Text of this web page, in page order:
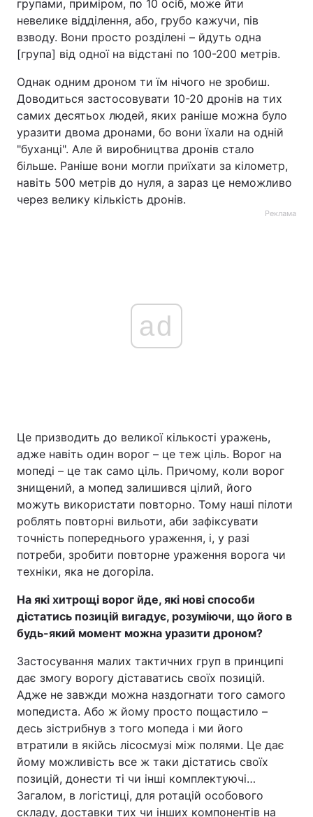
групами, приміром, по 10 осіб, може йти
невелике відділення, або, грубо кажучи, пів
взводу. Вони просто розділені – йдуть одна
[група] від одної на відстані по 100-200 метрів.
Однак одним дроном ти їм нічого не зробиш.
Доводиться застосовувати 10-20 дронів на тих
самих десятьох людей, яких раніше можна було
уразити двома дронами, бо вони їхали на одній
"буханці". Але й виробництва дронів стало
більше. Раніше вони могли приїхати за кілометр,
навіть 500 метрів до нуля, а зараз це неможливо
через велику кількість дронів.
Реклама
ad
Це призводить до великої кількості уражень,
адже навіть один ворог – це теж ціль. Ворог на
мопеді – це так само ціль. Причому, коли ворог
знищений, а мопед залишився цілий, його
можуть використати повторно. Тому наші пілоти
роблять повторні вильоти, аби зафіксувати
точність попереднього ураження, і, у разі
потреби, зробити повторне ураження ворога чи
техніки, яка не догоріла.
На які хитрощі ворог йде, які нові способи
дістатись позицій вигадує, розуміючи, що його в
будь-який момент можна уразити дроном?
Застосування малих тактичних груп в принципі
дає змогу ворогу діставатись своїх позицій.
Адже не завжди можна наздогнати того самого
мопедиста. Або ж йому просто пощастило –
десь зістрибнув з того мопеда і ми його
втратили в якійсь лісосмузі між полями. Це дає
йому можливість все ж таки дістатись своїх
позицій, донести ті чи інші комплектуючі…
Загалом, в логістиці, для ротацій особового
складу, доставки тих чи інших компонентів на